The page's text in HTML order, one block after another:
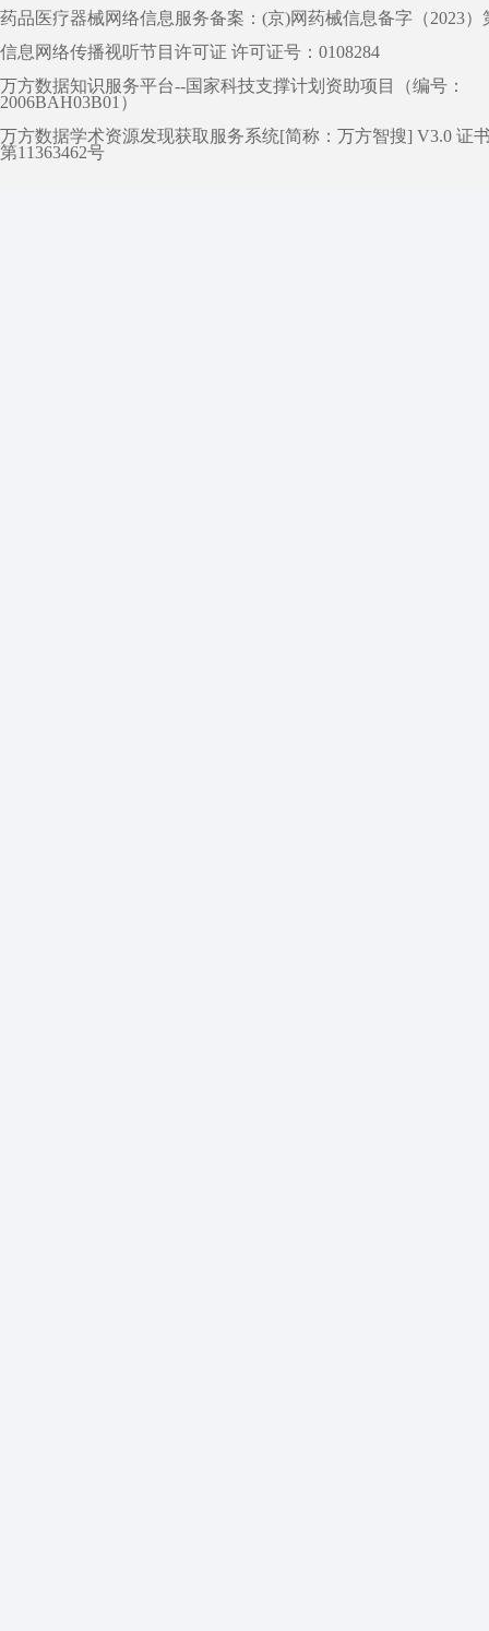
药品医疗器械网络信息服务备案：(京)网药械信息备字（2023）
信息网络传播视听节目许可证 许可证号：0108284
万方数据知识服务平台--国家科技支撑计划资助项目（编号：
2006BAH03B01）
万方数据学术资源发现获取服务系统[简称：万方智搜] V3.0 证
第11363462号